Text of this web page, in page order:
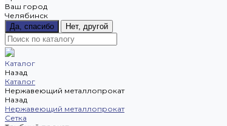
Ваш город
Челябинск
Да, спасибо
Нет, другой
Каталог
Назад
Каталог
Нержавеющий металлопрокат
Назад
Нержавеющий металлопрокат
Сетка